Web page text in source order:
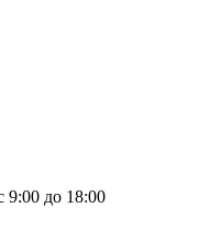
9:00 до 18:00